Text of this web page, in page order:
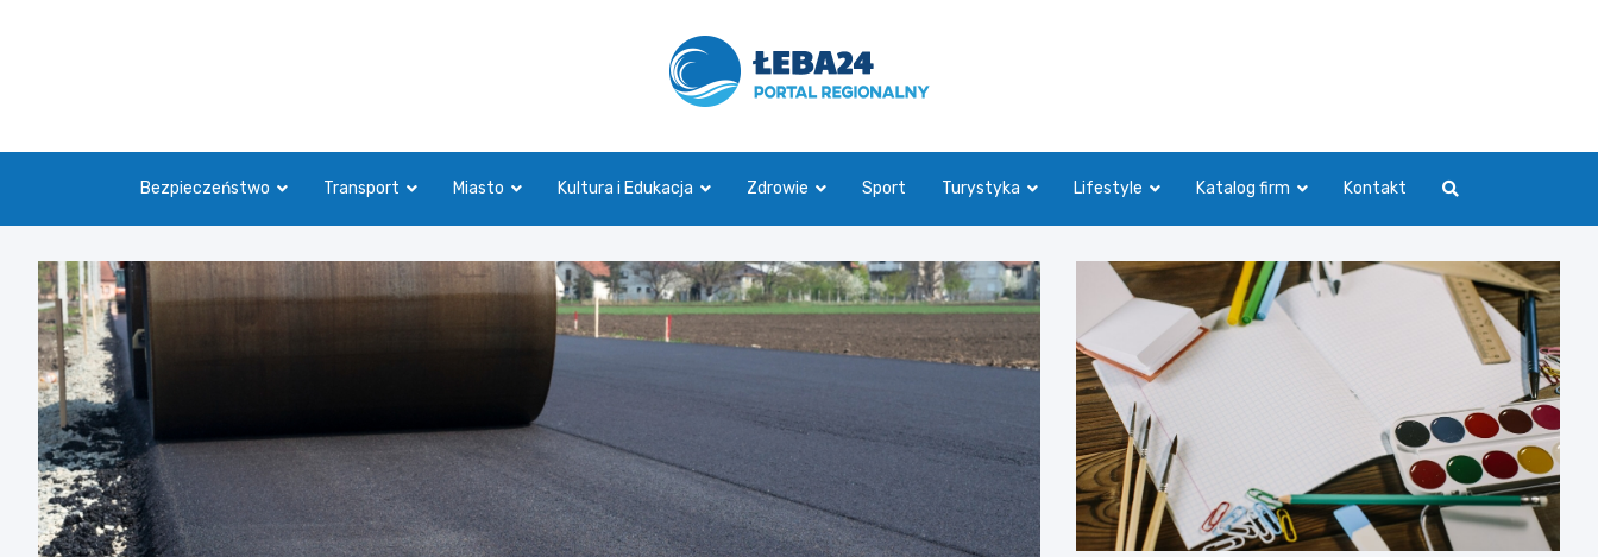
leba24.pl
Bezpieczeństwo Transport Miasto Kultura i Edukacja Zdrowie Sport Turystyka Lifestyle Katalog firm Kontakt